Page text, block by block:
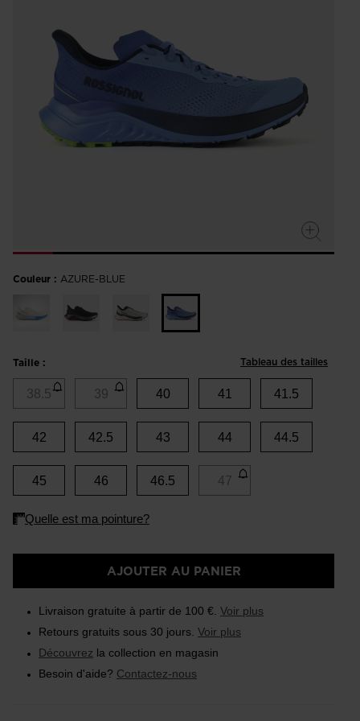
Couleur : AZURE-BLUE
Taille : Tableau des tailles
38.5 39 40 41 41.5
42 42.5 43 44 44.5
45 46 46.5 47
AJOUTER AU PANIER
Livraison gratuite à partir de 100 €. Voir plus
Retours gratuits sous 30 jours. Voir plus
Découvrez la collection en magasin
Besoin d'aide? Contactez-nous